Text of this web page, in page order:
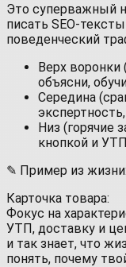
Это суперважный
писать SEO-
поведенческий
Верх
объясни,
Середина
Низ (горячие
кнопкой и
✎ Пример из жизни:
Карточка товара:
Фокус на
УТП, доставку и
и так знает, что
понять, почему